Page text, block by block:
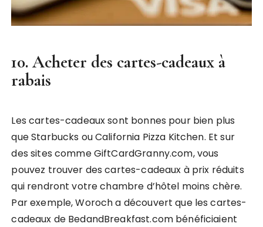
10. Acheter des cartes-cadeaux à
rabais
Les cartes-cadeaux sont bonnes pour bien plus
que Starbucks ou California Pizza Kitchen. Et sur
des sites comme GiftCardGranny.com, vous
pouvez trouver des cartes-cadeaux à prix réduits
qui rendront votre chambre d’hôtel moins chère.
Par exemple, Woroch a découvert que les cartes-
cadeaux de BedandBreakfast.com bénéficiaient